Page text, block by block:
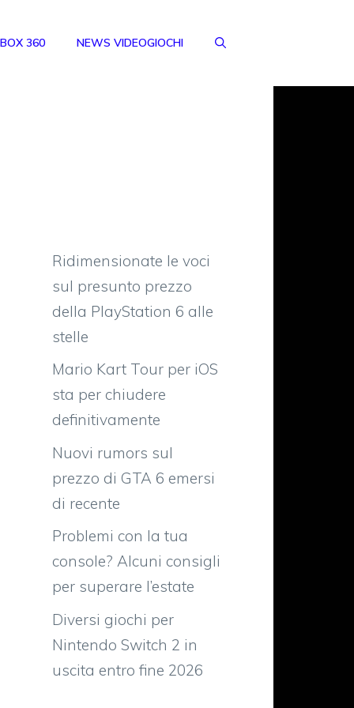
360 NEWS VIDEOGIOCHI
Ridimensionate le voci
sul presunto prezzo
della PlayStation 6 alle
stelle
Mario Kart Tour per iOS
sta per chiudere
definitivamente
Nuovi rumors sul
prezzo di GTA 6 emersi
di recente
Problemi con la tua
console? Alcuni consigli
per superare l’estate
Diversi giochi per
Nintendo Switch 2 in
uscita entro fine 2026